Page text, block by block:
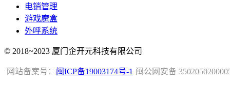
电销管理
游戏魔盒
外呼系统
© 2018~2023 厦门企开元科技有限公司
闽公网安备
网站备案号： 闽ICP备19003174号-1